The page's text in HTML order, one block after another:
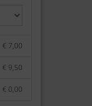
€ 7,00
€ 9,50
€ 0,00